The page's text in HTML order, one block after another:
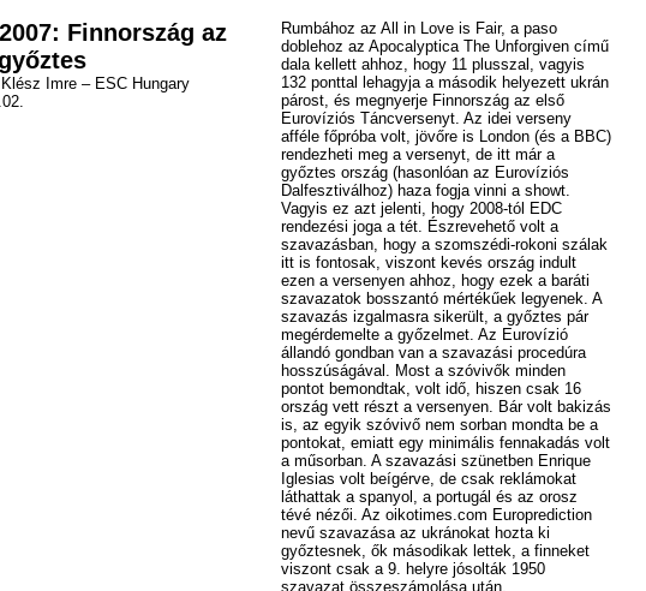
Finnország az
Imre – ESC Hungary
Rumbához az All in Love is Fair, a paso
doblehoz az Apocalyptica The Unforgiven című
dala kellett ahhoz, hogy 11 plusszal, vagyis
132 ponttal lehagyja a második helyezett ukrán
párost, és megnyerje Finnország az első
Eurovíziós Táncversenyt. Az idei verseny
afféle főpróba volt, jövőre is London (és a BBC)
rendezheti meg a versenyt, de itt már a
győztes ország (hasonlóan az Eurovíziós
Dalfesztiválhoz) haza fogja vinni a showt.
Vagyis ez azt jelenti, hogy 2008-tól EDC
rendezési joga a tét. Észrevehető volt a
szavazásban, hogy a szomszédi-rokoni szálak
itt is fontosak, viszont kevés ország indult
ezen a versenyen ahhoz, hogy ezek a baráti
szavazatok bosszantó mértékűek legyenek. A
szavazás izgalmasra sikerült, a győztes pár
megérdemelte a győzelmet. Az Eurovízió
állandó gondban van a szavazási procedúra
hosszúságával. Most a szóvivők minden
pontot bemondtak, volt idő, hiszen csak 16
ország vett részt a versenyen. Bár volt bakizás
is, az egyik szóvivő nem sorban mondta be a
pontokat, emiatt egy minimális fennakadás volt
a műsorban. A szavazási szünetben Enrique
Iglesias volt beígérve, de csak reklámokat
láthattak a spanyol, a portugál és az orosz
tévé nézői. Az oikotimes.com Europrediction
nevű szavazása az ukránokat hozta ki
győztesnek, ők másodikak lettek, a finneket
viszont csak a 9. helyre jósolták 1950
szavazat összeszámolása után.